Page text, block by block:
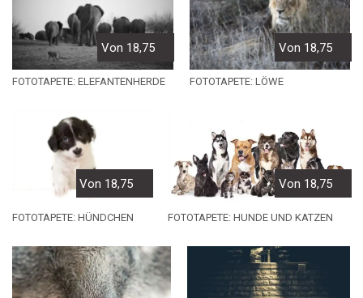
Von 18,75
FOTOTAPETE: ELEFANTENHERDE
Von 18,75
FOTOTAPETE: LÖWE
Von 18,75
FOTOTAPETE: HÜNDCHEN
Von 18,75
FOTOTAPETE: HUNDE UND KATZEN